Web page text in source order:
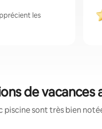
les
de
piscine sont très bien